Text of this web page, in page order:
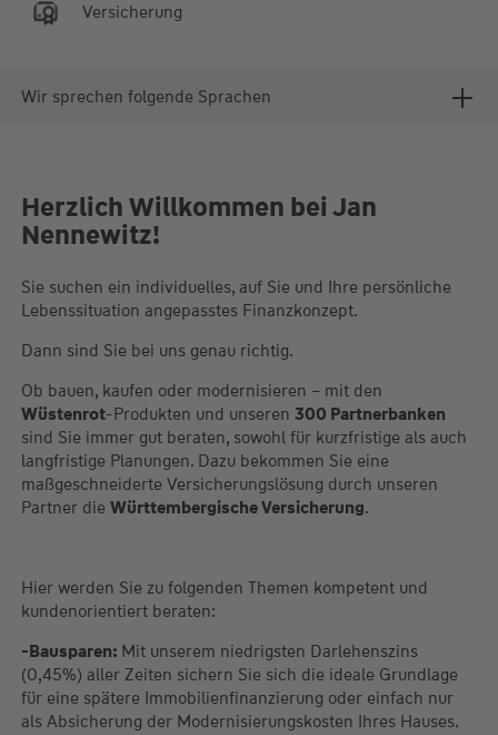
Versicherung
Wir sprechen folgende Sprachen
Herzlich Willkommen bei Jan
Nennewitz!
Sie suchen ein individuelles, auf Sie und Ihre persönliche
Lebenssituation angepasstes Finanzkonzept.
Dann sind Sie bei uns genau richtig.
Ob bauen, kaufen oder modernisieren – mit den
Wüstenrot-Produkten und unseren 300 Partnerbanken
sind Sie immer gut beraten, sowohl für kurzfristige als auch
langfristige Planungen. Dazu bekommen Sie eine
maßgeschneiderte Versicherungslösung durch unseren
Partner die Württembergische Versicherung.
Hier werden Sie zu folgenden Themen kompetent und
kundenorientiert beraten:
-Bausparen: Mit unserem niedrigsten Darlehenszins
(0,45%) aller Zeiten sichern Sie sich die ideale Grundlage
für eine spätere Immobilienfinanzierung oder einfach nur
als Absicherung der Modernisierungskosten Ihres Hauses.